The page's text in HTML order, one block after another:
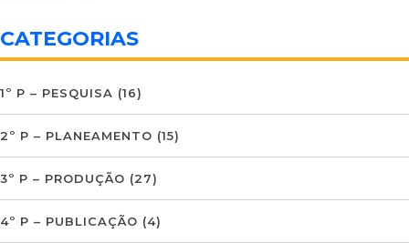
CATEGORIAS
1º P – PESQUISA (16)
2º P – PLANEAMENTO (15)
3º P – PRODUÇÃO (27)
4º P – PUBLICAÇÃO (4)